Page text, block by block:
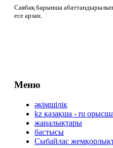
Саябақ барынша абаттандырылып
есе арзан.
Меню
әкімшілік
kz қазақша - ru орысша
жаңалықтары
бастысы
Сыбайлас